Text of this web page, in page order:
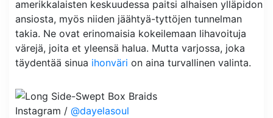
amerikkalaisten keskuudessa paitsi alhaisen ylläpidon
ansiosta, myös niiden jäähtyä-tyttöjen tunnelman
takia. Ne ovat erinomaisia ​​kokeilemaan lihavoituja
värejä, joita et yleensä halua. Mutta varjossa, joka
täydentää sinua ihonväri on aina turvallinen valinta.
Instagram / @dayelasoul